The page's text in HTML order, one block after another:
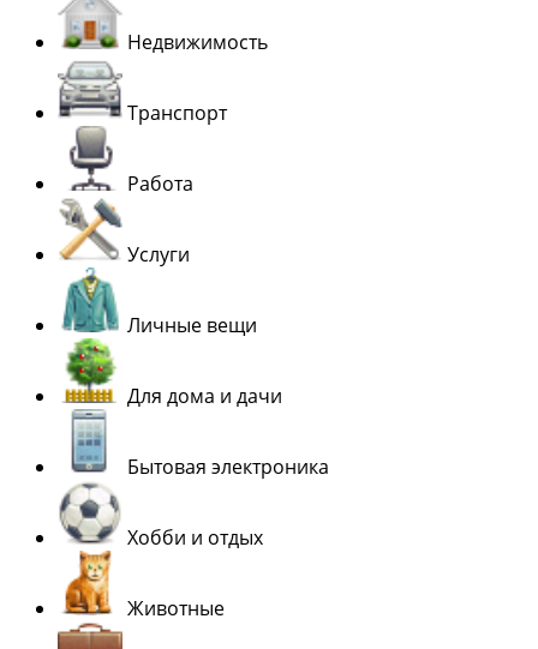
Недвижимость
Транспорт
Работа
Услуги
Личные вещи
Для дома и дачи
Бытовая электроника
Хобби и отдых
Животные